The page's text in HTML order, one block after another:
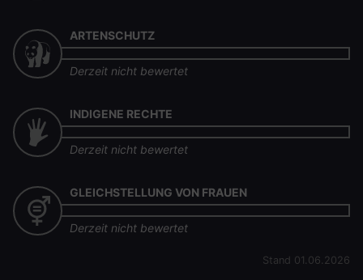
ARTENSCHUTZ
Derzeit nicht bewertet
INDIGENE RECHTE
Derzeit nicht bewertet
GLEICHSTELLUNG VON FRAUEN
Derzeit nicht bewertet
Stand 01.06.2026